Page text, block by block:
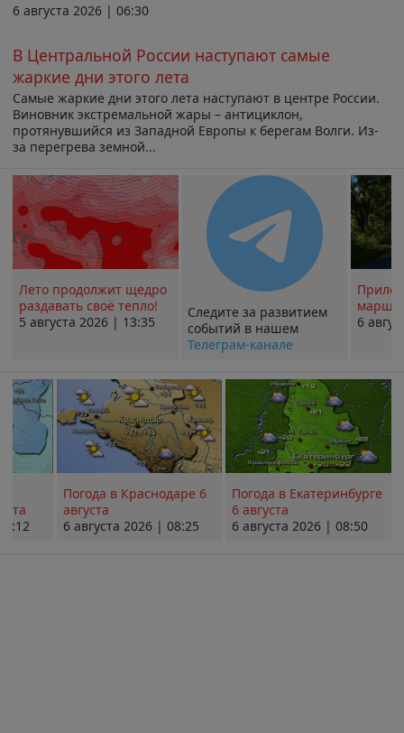
6 августа 2026 | 06:30
В Центральной России наступают самые
жаркие дни этого лета
Самые жаркие дни этого лета наступают в центре России.
Виновник экстремальной жары – антициклон,
протянувшийся из Западной Европы к берегам Волги. Из-
за перегрева земной...
Лето продолжит щедро
раздавать своё тепло!
5 августа 2026 | 13:35
Следите за развитием
событий в нашем
Телеграм-канале
6
Погода в Краснодаре 6
августа
6 августа 2026 | 08:25
Погода в Екатеринбурге
6 августа
6 августа 2026 | 08:50